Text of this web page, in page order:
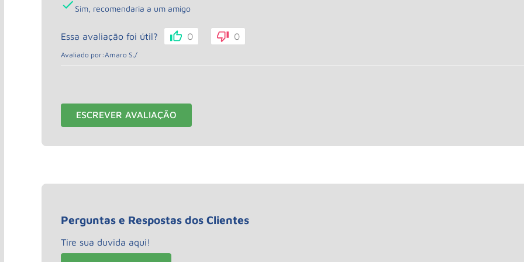
Sim, recomendaria a um amigo
Essa avaliação foi útil? 0 0
Avaliado por:Amaro S./
ESCREVER AVALIAÇÃO
Perguntas e Respostas dos Clientes
Tire sua duvida aqui!